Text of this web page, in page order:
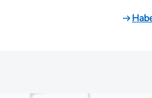
bilgi sistemleri